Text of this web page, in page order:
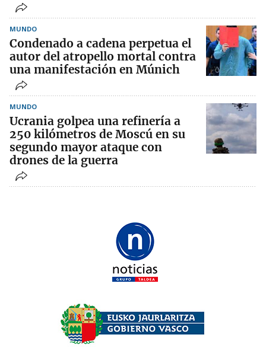
MUNDO
Condenado a cadena perpetua el
autor del atropello mortal contra
una manifestación en Múnich
MUNDO
Ucrania golpea una refinería a
250 kilómetros de Moscú en su
segundo mayor ataque con
drones de la guerra